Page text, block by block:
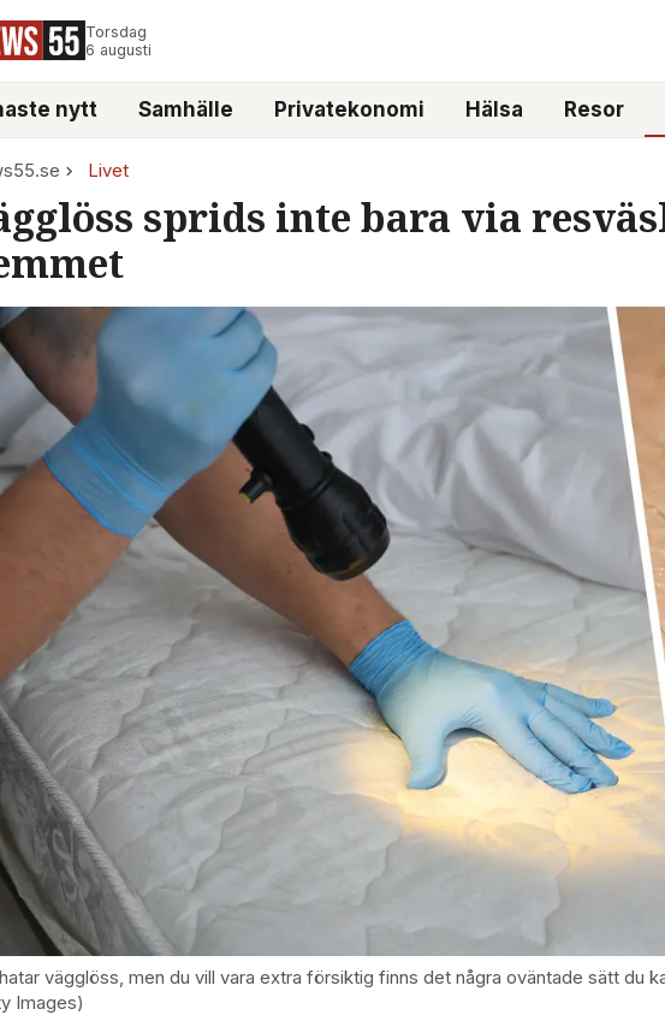
Torsdag
6 augusti
nytt Samhälle Privatekonomi Hälsa Resor
Livet
sprids inte bara via
vägglöss, men du vill vara extra försiktig finns det några oväntade sätt du
Images)